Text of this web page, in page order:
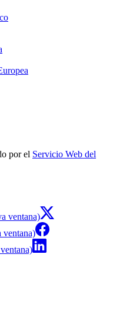
por el Servicio Web del
ventana)
ventana)